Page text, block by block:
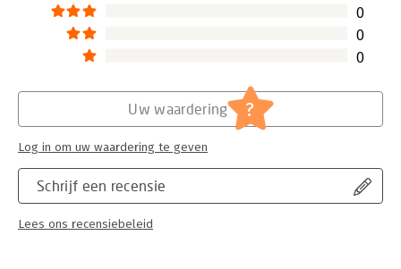
0
0
0
Schrijf een recensie
Lees ons recensiebeleid
Uw waardering ?
Log in om uw waardering te geven